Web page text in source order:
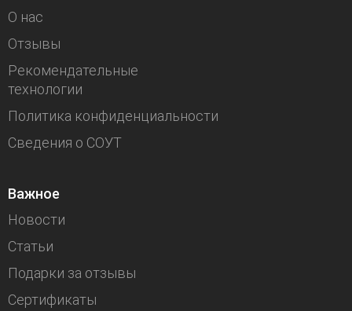
О нас
Отзывы
Рекомендательные
технологии
Политика конфиденциальности
Сведения о СОУТ
Важное
Новости
Статьи
Подарки за отзывы
Сертификаты